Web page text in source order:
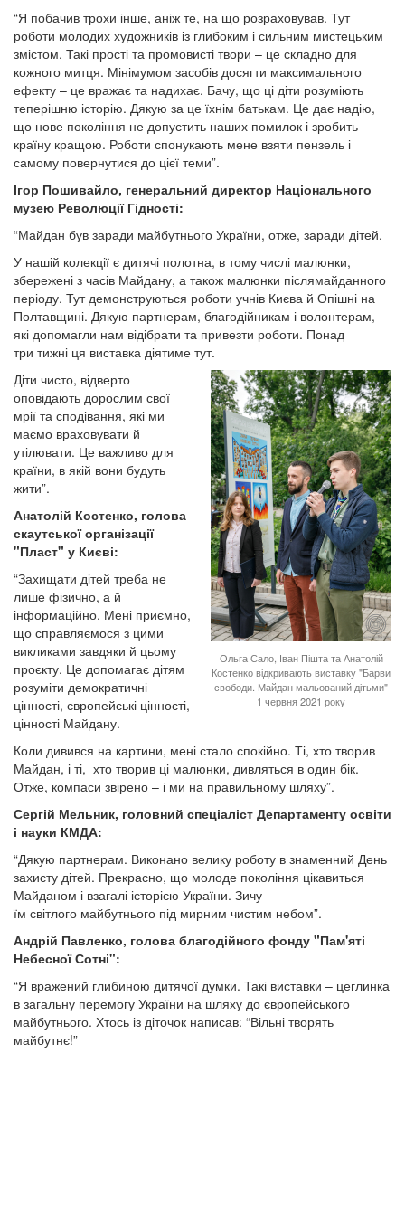
“Я побачив трохи інше, аніж те, на що розраховував. Тут
роботи молодих художників із глибоким і сильним мистецьким
змістом. Такі прості та промовисті твори – це складно для
кожного митця. Мінімумом засобів досягти максимального
ефекту – це вражає та надихає. Бачу, що ці діти розуміють
теперішню історію. Дякую за це їхнім батькам. Це дає надію,
що нове покоління не допустить наших помилок і зробить
країну кращою. Роботи спонукають мене взяти пензель і
самому повернутися до цієї теми”.
Ігор Пошивайло, генеральний директор Національного
музею Революції Гідності:
“Майдан був заради майбутнього України, отже, заради дітей.
У нашій колекції є дитячі полотна, в тому числі малюнки,
збережені з часів Майдану, а також малюнки післямайданного
періоду. Тут демонструються роботи учнів Києва й Опішні на
Полтавщині. Дякую партнерам, благодійникам і волонтерам,
які допомагли нам відібрати та привезти роботи. Понад
три тижні ця виставка діятиме тут.
Ольга Сало, Іван Пішта та Анатолій
Костенко відкривають виставку "Барви
свободи. Майдан мальований дітьми"
1 червня 2021 року
Діти чисто, відверто
оповідають дорослим свої
мрії та сподівання, які ми
маємо враховувати й
утілювати. Це важливо для
країни, в якій вони будуть
жити”.
Анатолій Костенко, голова
скаутської організації
"Пласт" у Києві:
“Захищати дітей треба не
лише фізично, а й
інформаційно. Мені приємно,
що справляємося з цими
викликами завдяки й цьому
проєкту. Це допомагає дітям
розуміти демократичні
цінності, європейські цінності,
цінності Майдану.
Коли дивився на картини, мені стало спокійно. Ті, хто творив
Майдан, і ті, хто творив ці малюнки, дивляться в один бік.
Отже, компаси звірено – і ми на правильному шляху”.
Сергій Мельник, головний спеціаліст Департаменту освіти
і науки КМДА:
“Дякую партнерам. Виконано велику роботу в знаменний День
захисту дітей. Прекрасно, що молоде покоління цікавиться
Майданом і взагалі історією України. Зичу
їм світлого майбутнього під мирним чистим небом”.
Андрій Павленко, голова благодійного фонду "Пам'яті
Небесної Сотні":
“Я вражений глибиною дитячої думки. Такі виставки – цеглинка
в загальну перемогу України на шляху до європейського
майбутнього. Хтось із діточок написав: “Вільні творять
майбутнє!”